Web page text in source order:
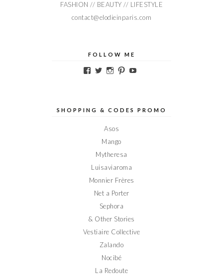
FASHION // BEAUTY // LIFESTYLE
contact@elodieinparis.com
FOLLOW ME
Voir
sur
Voir
sur
Voir
sur
Voir
sur sur
SHOPPING & CODES PROMO
Asos
Mango
Mytheresa
Luisaviaroma
Monnier Frères
Net a Porter
Sephora
& Other Stories
Vestiaire Collective
Zalando
Nocibé
La Redoute